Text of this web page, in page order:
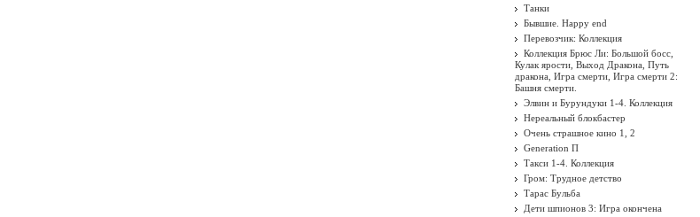
Танки
Бывшие. Happy end
Перевозчик: Коллекция
Коллекция Брюс Ли: Большой босс,
Кулак ярости, Выход Дракона, Путь
дракона, Игра смерти, Игра смерти 2:
Башня смерти.
Элвин и Бурундуки 1-4. Коллекция
Нереальный блокбастер
Очень страшное кино 1, 2
Generation П
Такси 1-4. Коллекция
Гром: Трудное детство
Тарас Бульба
Дети шпионов 3: Игра окончена